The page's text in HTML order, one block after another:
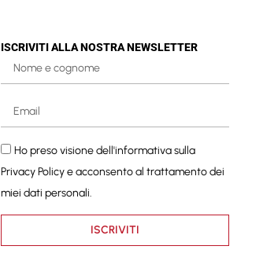
ISCRIVITI ALLA NOSTRA NEWSLETTER
Ho preso visione dell'informativa sulla
Privacy Policye acconsento al trattamento dei
miei dati personali.
ISCRIVITI